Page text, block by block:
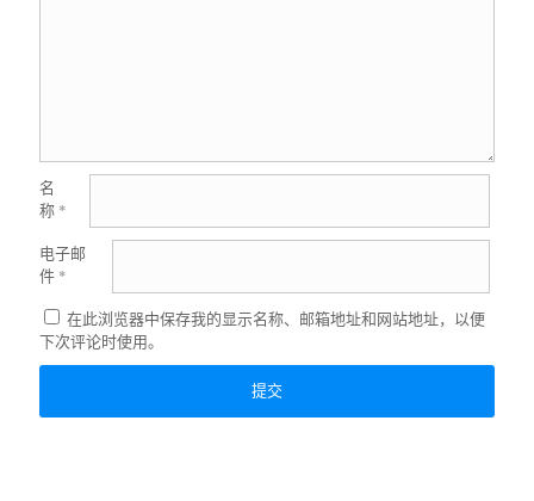
名
称 *
电子邮
件 *
在此浏览器中保存我的显示名称、邮箱地址和网站地址，以便
下次评论时使用。